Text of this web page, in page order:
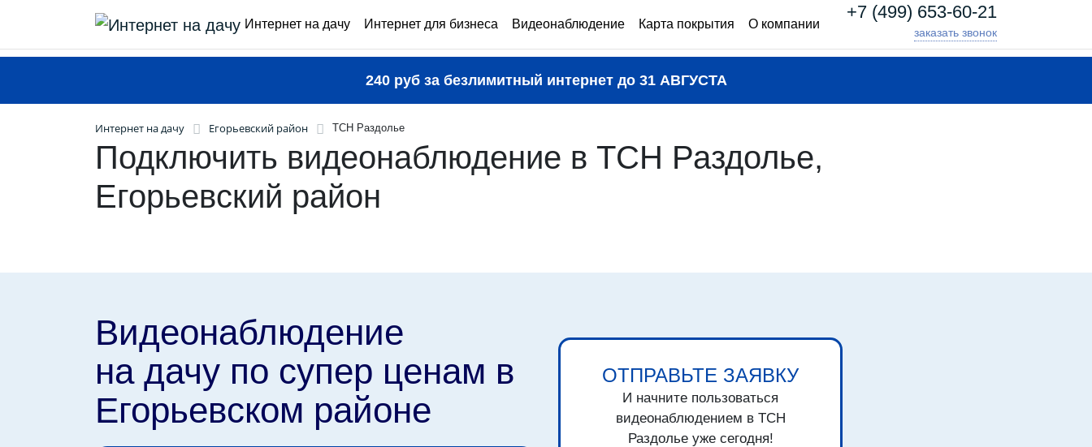
Интернет на дачу Интернет для бизнеса Видеонаблюдение Карта покрытия О компании
+7 (499) 653-60-21
заказать звонок
240 руб за безлимитный интернет до 31 АВГУСТА
Интернет на дачу Егорьевский район ТСН Раздолье
Подключить видеонаблюдение в ТСН Раздолье,
Егорьевский район
Видеонаблюдение
на дачу по супер ценам в
Егорьевском районе
ОТПРАВЬТЕ ЗАЯВКУ
И начните пользоваться
видеонаблюдением в ТСН
Раздолье уже сегодня!